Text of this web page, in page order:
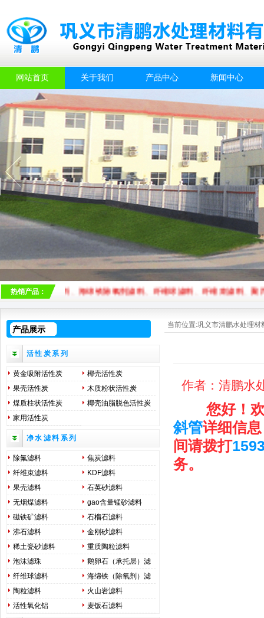
网站首页 关于我们 产品中心 新闻中心
热销产品：
销售锰砂滤料、 海绵铁除氧剂滤料、纤维球滤料、纤维束滤料、聚丙烯
当前位置:巩义市清鹏水处理材
作者：清鹏
您好！欢
斜管详细信
间请拨打
务。
产品展示
活性炭系列
黄金吸附活性炭
椰壳活性炭
果壳活性炭
木质粉状活性炭
煤质柱状活性炭
椰壳油脂脱色活性炭
家用活性炭
净水滤料系列
除氟滤料
焦炭滤料
纤维束滤料
KDF滤料
果壳滤料
石英砂滤料
无烟煤滤料
gao含量锰砂滤料
磁铁矿滤料
石榴石滤料
沸石滤料
金刚砂滤料
稀土瓷砂滤料
重质陶粒滤料
泡沫滤珠
鹅卵石（承托层）滤
料
纤维球滤料
海绵铁（除氧剂）滤
料
陶粒滤料
火山岩滤料
活性氧化铝
麦饭石滤料